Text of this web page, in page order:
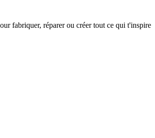
fabriquer, réparer ou créer tout ce qui t'inspire